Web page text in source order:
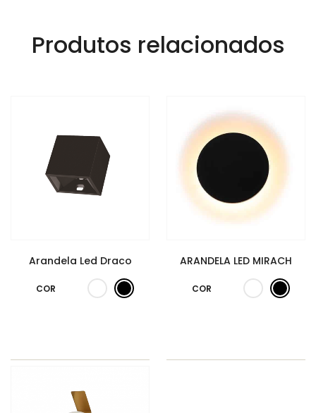
Produtos relacionados
Arandela Led Draco
COR
ARANDELA LED MIRACH
COR